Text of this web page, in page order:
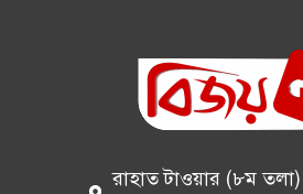
রাহাত টাওয়ার (৮ম তলা)